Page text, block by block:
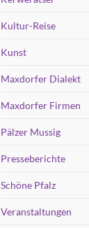
Kultur-Reise
Kunst
Maxdorfer Dialekt
Maxdorfer Firmen
Pälzer Mussig
Presseberichte
Schöne Pfalz
Veranstaltungen